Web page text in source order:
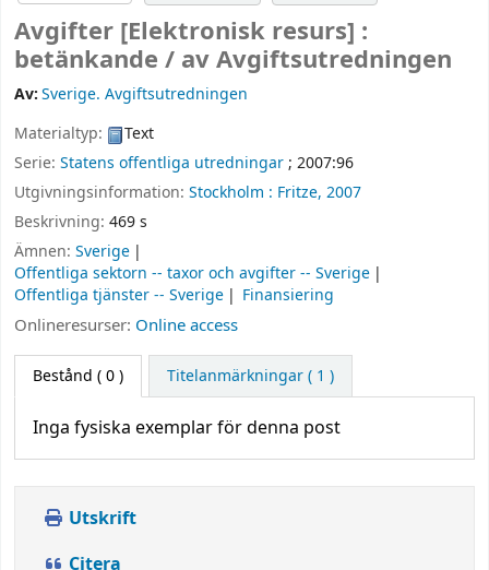
Avgifter [Elektronisk resurs] :
betänkande / av Avgiftsutredningen
Av:Sverige. Avgiftsutredningen
Materialtyp:
Text
Serie: Statens offentliga utredningar; 2007:96
Utgivningsinformation: Stockholm : Fritze, 2007
Beskrivning: 469 s
Ämnen: Sverige
Offentliga sektorn -- taxor och avgifter -- Sverige
Offentliga tjänster -- Sverige
Finansiering
Onlineresurser: Online access
Bestånd ( 0 ) Titelanmärkningar ( 1 )
Inga fysiska exemplar för denna post
Utskrift
Citera